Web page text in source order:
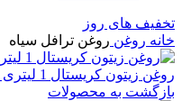
تخفیف های روز
خانه روغن روغن ترافل سیاه
روغن زیتون کریستال 1 لیتری
بازگشت به محصولات